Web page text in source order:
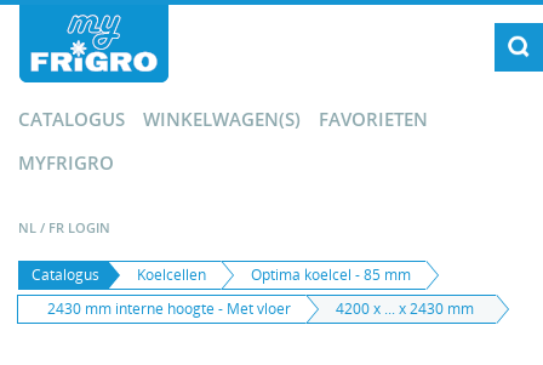
CATALOGUS WINKELWAGEN(S)
FAVORIETEN
MYFRIGRO
NL / FR LOGIN
Catalogus Koelcellen
Optima koelcel - 85 mm
2430 mm interne hoogte - Met vloer
4200 x ... x 2430 mm